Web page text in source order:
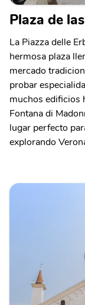
Plaza de
La Piazza delle
hermosa plaza
mercado
probar
muchos edificios
Fontana di
lugar perfecto
explorando